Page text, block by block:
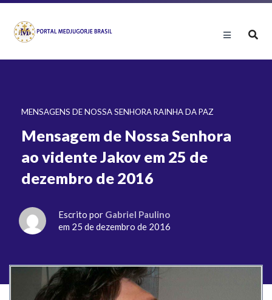
MENSAGENS DE NOSSA SENHORA RAINHA DA PAZ
Mensagem de Nossa Senhora
ao vidente Jakov em 25 de
dezembro de 2016
Escrito por Gabriel Paulino
em 25 de dezembro de 2016